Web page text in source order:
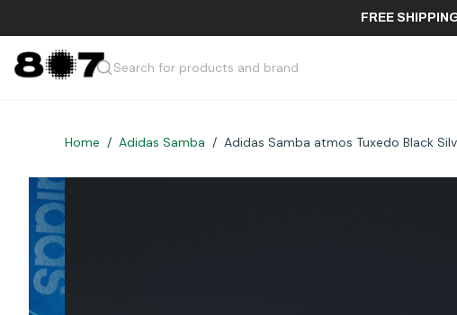
FREE
Search for products and brand
Home / Adidas Samba / Adidas Samba atmos Tuxedo Black